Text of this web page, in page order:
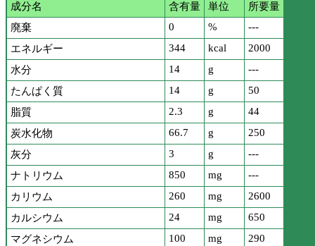
成分名 含有量 単位
所要量
廃棄
0 %
---
エネルギー
344 kcal
2000
水分
14 g
---
たんぱく質
14 g
50
脂質
2.3 g
44
炭水化物
66.7 g
250
灰分
3 g
---
ナトリウム
850 mg
---
カリウム
260 mg
2600
カルシウム
24 mg
650
マグネシウム
100 mg
290